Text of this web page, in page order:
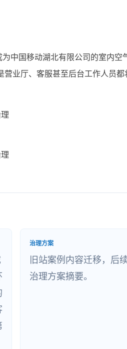
为中国移动湖北有限公司的室内空
业厅、客服甚至后台工作人员都
治理方案
旧站案例内容迁移，后
治理方案摘要。